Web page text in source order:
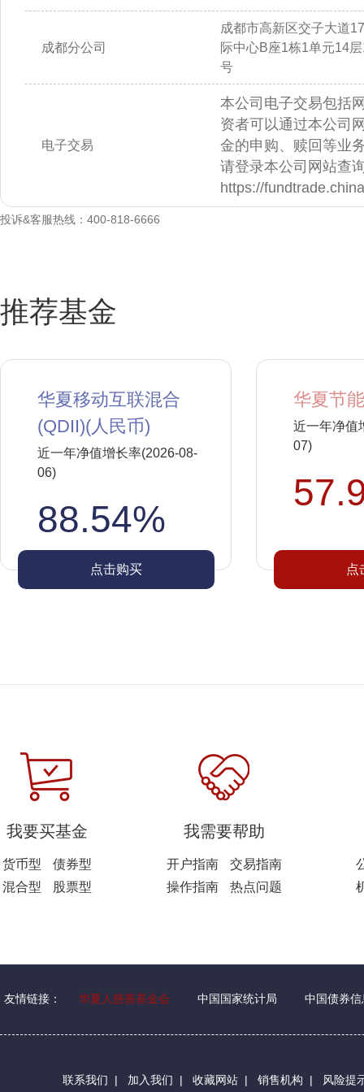
成都分公司
成都市高新区交子大道
际中心B座1栋1单元14
号
电子交易
本公司电子交易包括
资者可以通过本公司
金的申购、赎回等业
请登录本公司网站查
https://
投诉&客服热线：400-818-6666
推荐基金
华夏移动互联混合
(QDII)(人民币)
近一年净值增长率(2026-08-
06)
88.54%
点击购买
华夏节
近一年净值
07)
点
我要买基金
货币型
债券型
混合型
股票型
我需要帮助
开户指南
交易指南
操作指南
热点问题
友情链接： 华夏人慈善基金会 中国国家统计局 中国债券信
联系我们 | 加入我们 | 收藏网站 | 销售机构 | 风险提